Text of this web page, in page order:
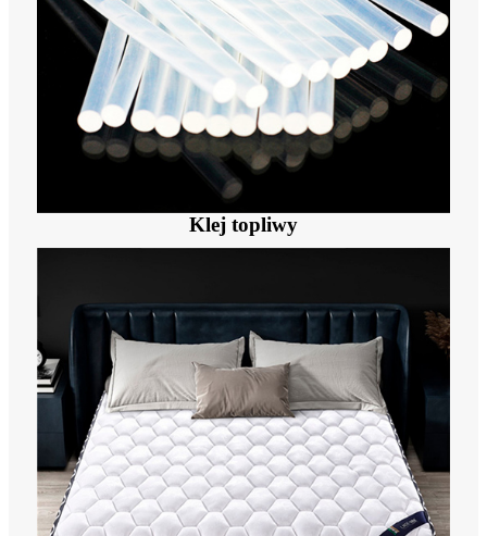
Klej topliwy